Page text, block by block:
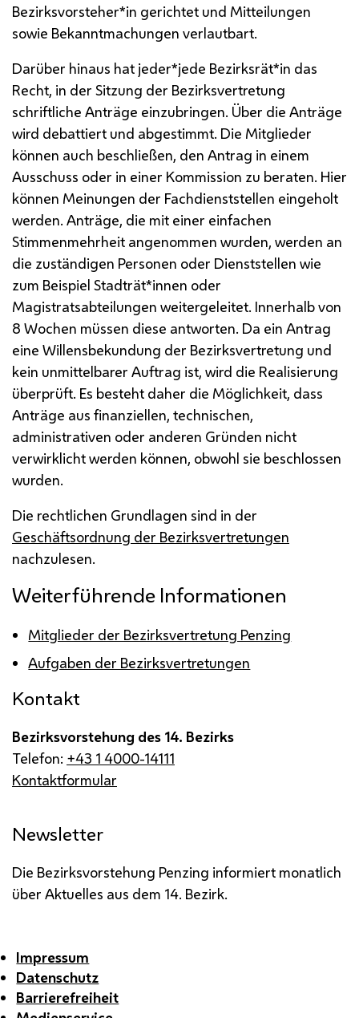
Bezirksvorsteher*in gerichtet und Mitteilungen
sowie Bekanntmachungen verlautbart.
Darüber hinaus hat jeder*jede Bezirksrät*in das
Recht, in der Sitzung der Bezirksvertretung
schriftliche Anträge einzubringen. Über die Anträge
wird debattiert und abgestimmt. Die Mitglieder
können auch beschließen, den Antrag in einem
Ausschuss oder in einer Kommission zu beraten. Hier
können Meinungen der Fachdienststellen eingeholt
werden. Anträge, die mit einer einfachen
Stimmenmehrheit angenommen wurden, werden an
die zuständigen Personen oder Dienststellen wie
zum Beispiel Stadträt*innen oder
Magistratsabteilungen weitergeleitet. Innerhalb von
8 Wochen müssen diese antworten. Da ein Antrag
eine Willensbekundung der Bezirksvertretung und
kein unmittelbarer Auftrag ist, wird die Realisierung
überprüft. Es besteht daher die Möglichkeit, dass
Anträge aus finanziellen, technischen,
administrativen oder anderen Gründen nicht
verwirklicht werden können, obwohl sie beschlossen
wurden.
Die rechtlichen Grundlagen sind in der
Geschäftsordnung der Bezirksvertretungen
nachzulesen.
Weiterführende Informationen
Mitglieder der Bezirksvertretung Penzing
Aufgaben der Bezirksvertretungen
Kontakt
Bezirksvorstehung des 14. Bezirks
Telefon: +43 1 4000-14111
Kontaktformular
Newsletter
Die Bezirksvorstehung Penzing informiert monatlich
über Aktuelles aus dem 14. Bezirk.
Impressum
Datenschutz
Barrierefreiheit